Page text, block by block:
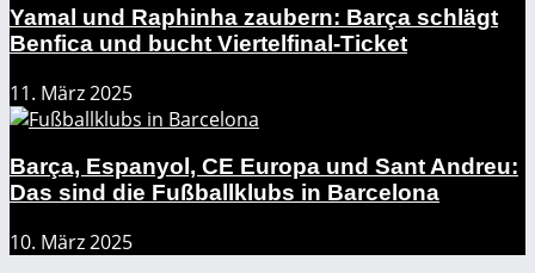
Yamal und Raphinha zaubern: Barça schlägt
Benfica und bucht Viertelfinal-Ticket
11. März 2025
Barça, Espanyol, CE Europa und Sant Andreu:
Das sind die Fußballklubs in Barcelona
10. März 2025